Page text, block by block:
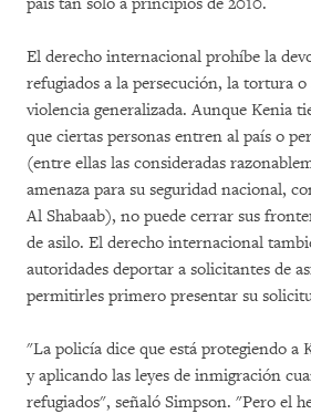
El derecho internacional prohíbe la
refugiados a la persecución, la tortura o
violencia generalizada. Aunque Kenia
que ciertas personas entren al país o
(entre ellas las consideradas
amenaza para su seguridad nacional,
Al Shabaab), no puede cerrar sus
de asilo. El derecho internacional
autoridades deportar a solicitantes de
permitirles primero presentar su
"La policía dice que está protegiendo a
y aplicando las leyes de inmigración
refugiados", señaló Simpson. "Pero el